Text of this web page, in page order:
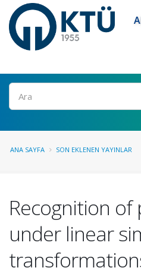
Ara
ANA SAYFA SON EKLENEN YAYINLAR
Recognition
under linear